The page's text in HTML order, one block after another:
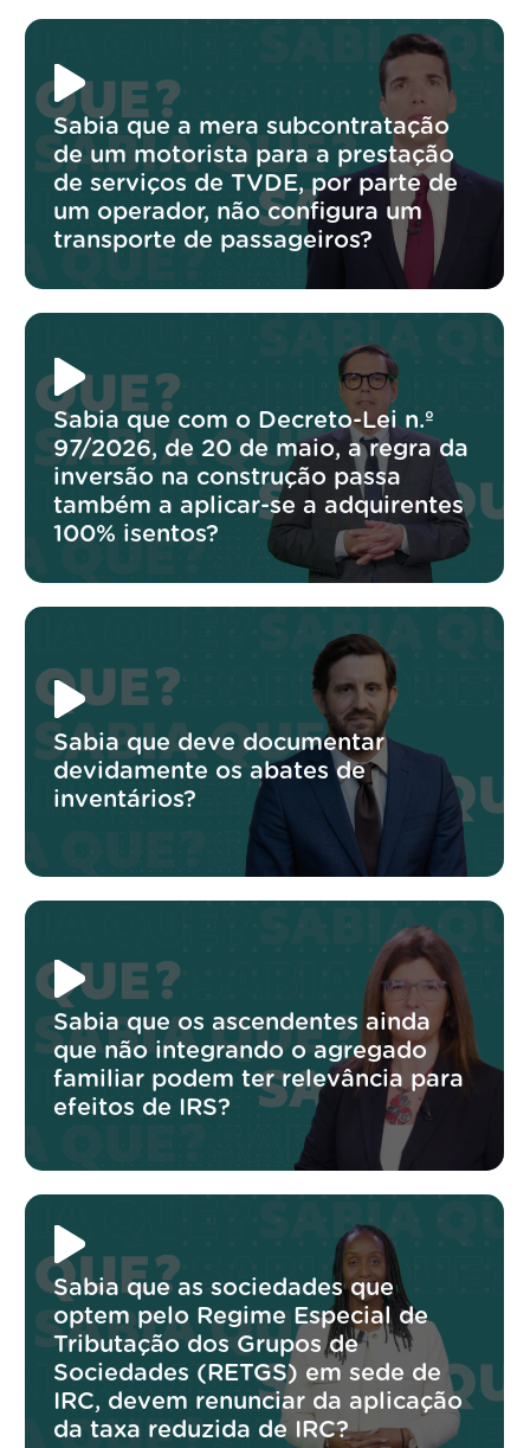
Sabia que a mera subcontratação
de um motorista para a prestação
de serviços de TVDE, por parte de
um operador, não configura um
transporte de passageiros?
Sabia que com o Decreto-Lei n.º
97/2026, de 20 de maio, a regra da
inversão na construção passa
também a aplicar-se a adquirentes
100% isentos?
Sabia que deve documentar
devidamente os abates de
inventários?
Sabia que os ascendentes ainda
que não integrando o agregado
familiar podem ter relevância para
efeitos de IRS?
Sabia que as sociedades que
optem pelo Regime Especial de
Tributação dos Grupos de
Sociedades (RETGS) em sede de
IRC, devem renunciar da aplicação
da taxa reduzida de IRC?